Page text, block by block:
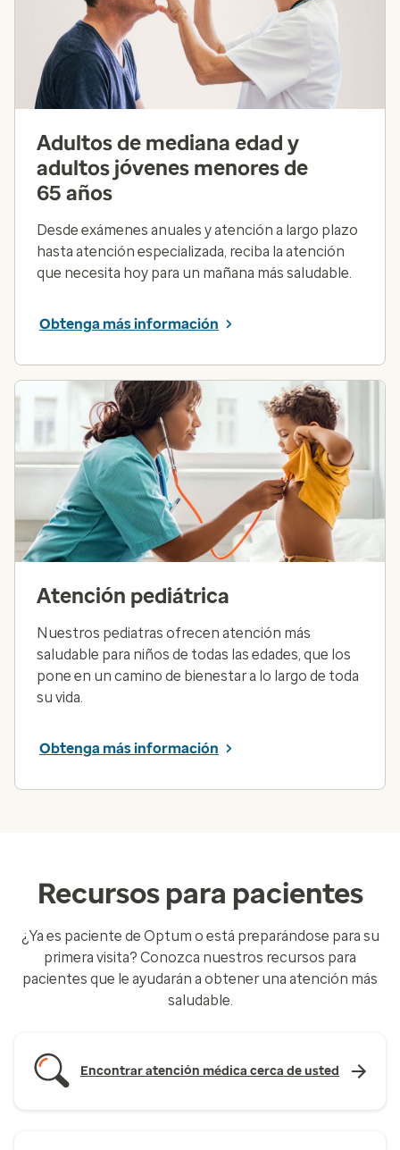
Adultos de mediana edad y
adultos jóvenes menores de
65 años
Desde exámenes anuales y atención a largo plazo
hasta atención especializada, reciba la atención
que necesita hoy para un mañana más saludable.
Obtenga más información
Atención pediátrica
Nuestros pediatras ofrecen atención más
saludable para niños de todas las edades, que los
pone en un camino de bienestar a lo largo de toda
su vida.
Obtenga más información
Recursos para pacientes
¿Ya es paciente de Optum o está preparándose para su
primera visita? Conozca nuestros recursos para
pacientes que le ayudarán a obtener una atención más
saludable.
Encontrar atención médica cerca de usted